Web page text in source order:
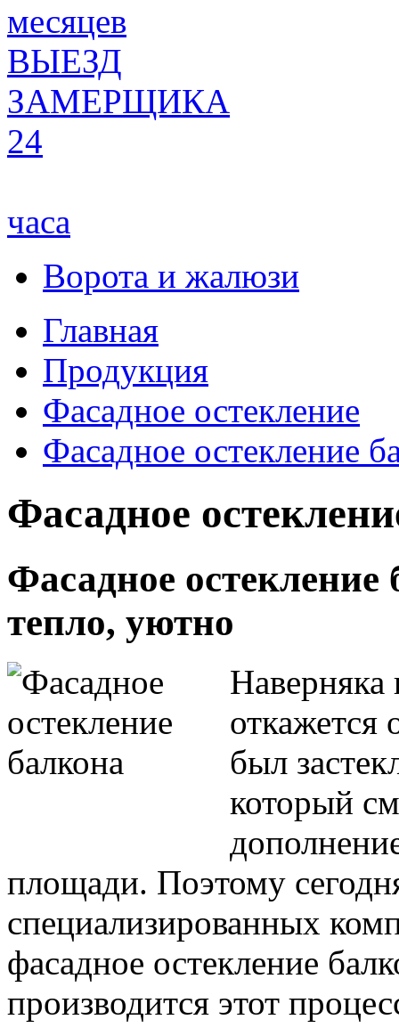
месяцев
ВЫЕЗД
ЗАМЕРЩИКА
24
часа
Ворота и жалюзи
Главная
Продукция
Фасадное остекление
Фасадное остекление
Фасадное
Фасадное
тепло, уютно
откажется
был
который
площади. Поэтому
специализированных
фасадное остекление
производится этот